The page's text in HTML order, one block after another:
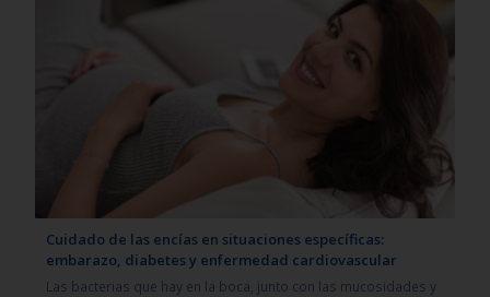
Cuidado de las encías en situaciones específicas:
embarazo, diabetes y enfermedad cardiovascular
Las bacterias que hay en la boca, junto con las mucosidades y